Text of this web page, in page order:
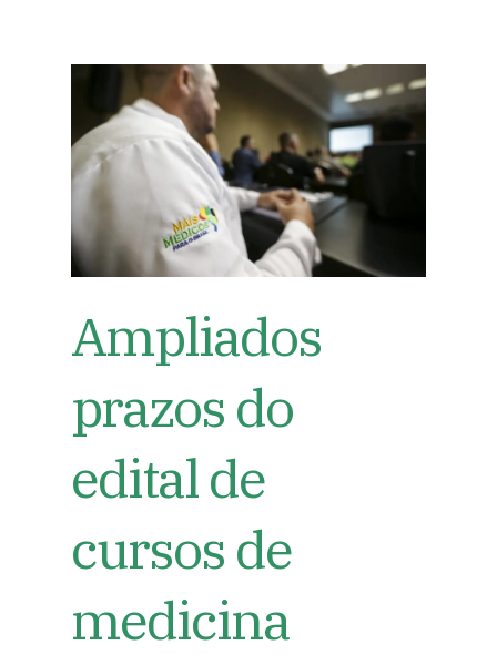
Ampliados
prazos do
edital de
cursos de
medicina